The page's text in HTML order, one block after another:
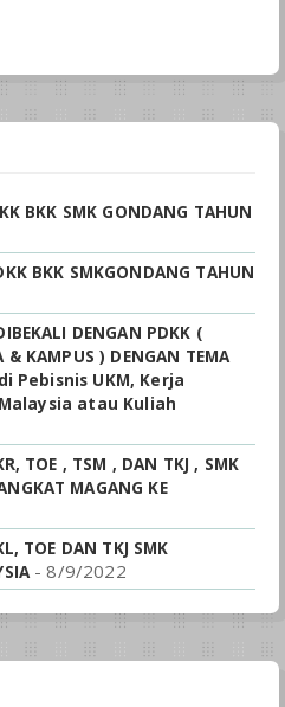
BKK SMK GONDANG TAHUN
BKK SMKGONDANG TAHUN
DENGAN PDKK (
& KAMPUS ) DENGAN TEMA
Pebisnis UKM, Kerja
atau Kuliah
TOE , TSM , DAN TKJ , SMK
MAGANG KE
TOE DAN TKJ SMK
- 8/9/2022